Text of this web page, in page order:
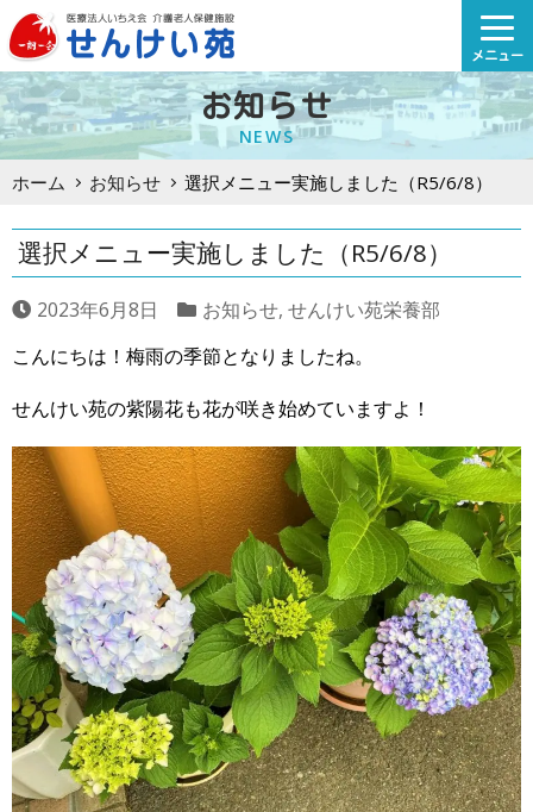
Skip
to
content
メニュー
お知らせ
NEWS
ホーム お知らせ 選択メニュー実施しました（R5/6/8）
選択メニュー実施しました（R5/6/8）
2023年6月8日 お知らせ, せんけい苑栄養部
こんにちは！梅雨の季節となりましたね。
せんけい苑の紫陽花も花が咲き始めていますよ！